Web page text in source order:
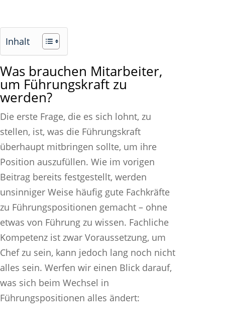
Inhalt
Was brauchen Mitarbeiter,
um Führungskraft zu
werden?
Die erste Frage, die es sich lohnt, zu
stellen, ist, was die Führungskraft
überhaupt mitbringen sollte, um ihre
Position auszufüllen. Wie im vorigen
Beitrag bereits festgestellt, werden
unsinniger Weise häufig gute Fachkräfte
zu Führungspositionen gemacht – ohne
etwas von Führung zu wissen. Fachliche
Kompetenz ist zwar Voraussetzung, um
Chef zu sein, kann jedoch lang noch nicht
alles sein. Werfen wir einen Blick darauf,
was sich beim Wechsel in
Führungspositionen alles ändert: